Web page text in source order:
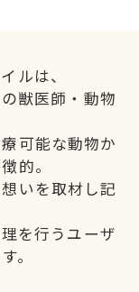
ルは、
獣医師・動物
可能な動物か
的。
いを取材し記
を行うユーザ
。